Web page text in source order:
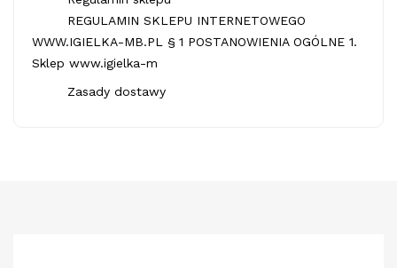
REGULAMIN SKLEPU INTERNETOWEGO
WWW.IGIELKA-MB.PL § 1 POSTANOWIENIA OGÓLNE 1.
Sklep www.igielka-m
Zasady dostawy